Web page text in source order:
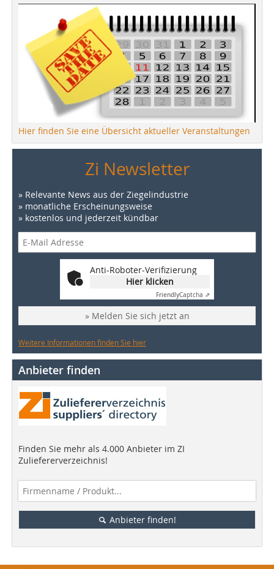
Hier finden Sie eine Übersicht aktueller Veranstaltungen
Zi Newsletter
» Relevante News aus der Ziegelindustrie
» monatliche Erscheinungsweise
» kostenlos und jederzeit kündbar
Anti-Roboter-Verifizierung
Hier klicken
FriendlyCaptcha ⇗
» Melden Sie sich jetzt an
Weitere Informationen finden Sie hier
Anbieter finden
Finden Sie mehr als 4.000 Anbieter im ZI
Zuliefererverzeichnis!
Anbieter finden!